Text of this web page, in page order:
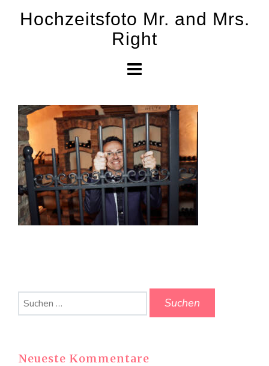
Hochzeitsfoto Mr. and Mrs.
Right
Suchen
nach:
Neueste Kommentare